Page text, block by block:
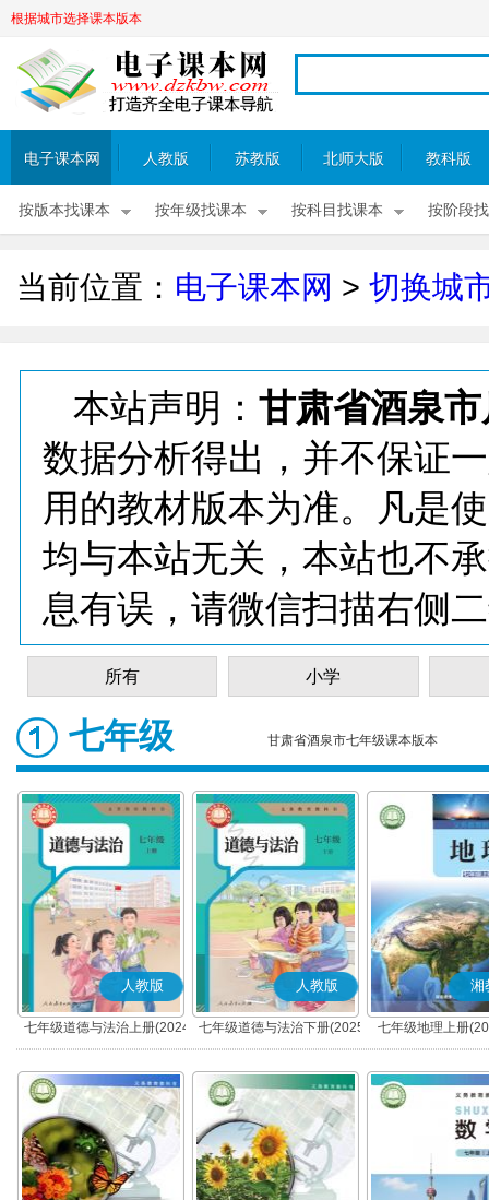
根据城市选择课本版本
电子课本网 人教版 苏教版 北师大版 教科版
按版本找课本 按年级找课本 按科目找课本 按阶段
当前位置： 电子课本网 > 切换城
本站声明： 甘肃省酒泉
数据分析得出，并不保证
用的教材版本为准。凡是
均与本站无关，本站也不
息有误，请微信扫描右侧
所有 小学
七年级 甘肃省酒泉市七年级课本版本
人教版
七年级道德与法治上册(2024
秋版)(部编版)
人教版
七年级道德与法治下册(2025
春版)(部编版)
湘
七年级地理上册